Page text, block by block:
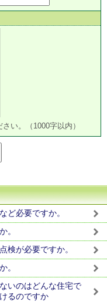
い。（1000字以内）
ど必要ですか。
。
検が必要ですか。
。
いのはどんな住宅で
るのですか